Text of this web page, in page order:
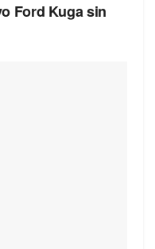
Ford Kuga sin